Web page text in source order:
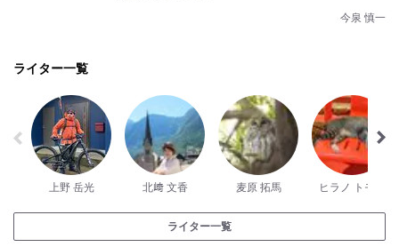
今泉 慎一
ライター一覧
上野 岳光 北﨑 文香 麦原 拓馬 ヒラノ トモミ
ライター一覧